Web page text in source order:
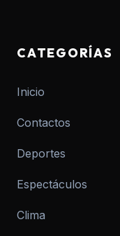
CATEGORÍAS
Inicio
Contactos
Deportes
Espectáculos
Clima